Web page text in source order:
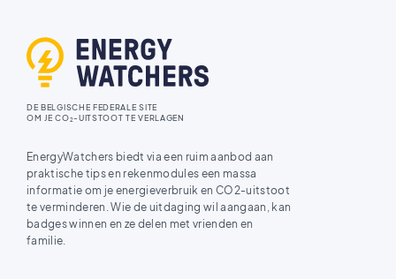
DE BELGISCHE FEDERALE SITE
OM JE CO2-UITSTOOT TE VERLAGEN
EnergyWatchers biedt via een ruim aanbod aan
praktische tips en rekenmodules een massa
informatie om je energieverbruik en CO2-uitstoot
te verminderen. Wie de uitdaging wil aangaan, kan
badges winnen en ze delen met vrienden en
familie.